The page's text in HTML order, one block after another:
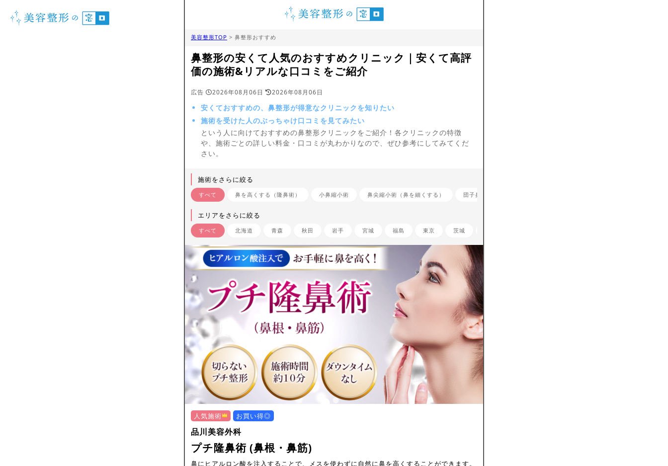
美容整形TOP > 鼻整形おすすめ
鼻整形の安くて人気のおすすめクリニック｜安くて高評
価の施術&リアルな口コミをご紹介
広告 2026年08月06日 2026年08月06日
安くておすすめの、鼻整形が得意なクリニックを知りたい
施術を受けた人のぶっちゃけ口コミを見てみたい
という人に向けておすすめの鼻整形クリニックをご紹介！各クリニックの特徴
や、施術ごとの詳しい料金・口コミが丸わかりなので、ぜひ参考にしてみてくだ
さい。
施術をさらに絞る
すべて 鼻を高くする（隆鼻術） 小鼻縮小術 鼻尖縮小術（鼻を細くする） 団子鼻整形
エリアをさらに絞る
すべて 北海道 青森 秋田 岩手 宮城 福島 東京 茨城
人気施術 お買い得◎
品川美容外科
プチ隆鼻術 (鼻根・鼻筋)
鼻にヒアルロン酸を注入することで、メスを使わずに自然に鼻を高くすることができます。